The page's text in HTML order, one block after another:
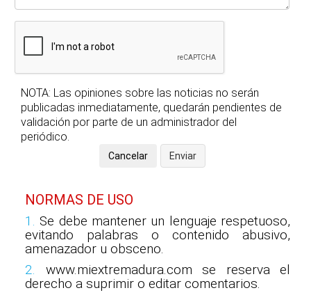
NOTA: Las opiniones sobre las noticias no serán
publicadas inmediatamente, quedarán pendientes de
validación por parte de un administrador del
periódico.
NORMAS DE USO
1.
Se debe mantener un lenguaje respetuoso,
evitando palabras o contenido abusivo,
amenazador u obsceno.
2.
www.miextremadura.com se reserva el
derecho a suprimir o editar comentarios.